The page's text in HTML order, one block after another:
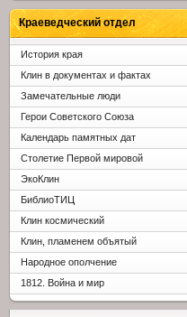
Краеведческий отдел
История края
Клин в документах и фактах
Замечательные люди
Герои Советского Союза
Календарь памятных дат
Столетие Первой мировой
ЭкоКлин
БиблиоТИЦ
Клин космический
Клин, пламенем объятый
Народное ополчение
1812. Война и мир